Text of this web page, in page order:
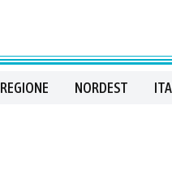
REGIONE NORDEST